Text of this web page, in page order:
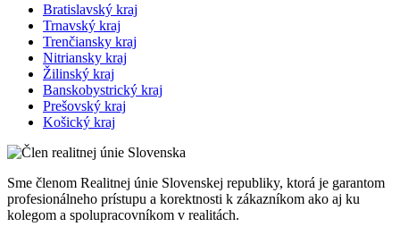
Bratislavský kraj
Trnavský kraj
Trenčiansky kraj
Nitriansky kraj
Žilinský kraj
Banskobystrický kraj
Prešovský kraj
Košický kraj
Sme členom Realitnej únie Slovenskej republiky, ktorá je garantom
profesionálneho prístupu a korektnosti k zákazníkom ako aj ku
kolegom a spolupracovníkom v realitách.